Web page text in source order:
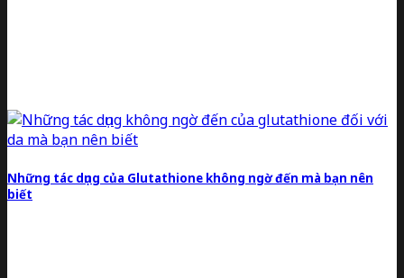
Những tác dụng của Glutathione không ngờ đến mà bạn nên
biết